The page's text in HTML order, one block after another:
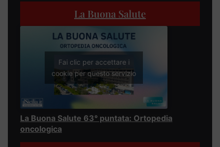
La Buona Salute
Fai clic per accettare i
cookie per questo servizio
La Buona Salute 63° puntata: Ortopedia
oncologica